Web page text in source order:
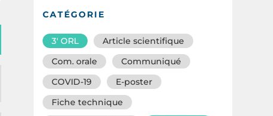
CATÉGORIE
3′ ORL
Article scientifique
Com. orale
Communiqué
COVID-19
E-poster
Fiche technique